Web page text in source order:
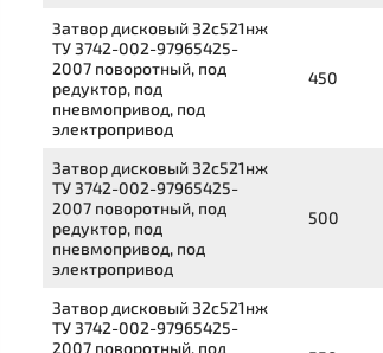
Затвор дисковый 32с521нж
ТУ 3742-002-97965425-
2007 поворотный, под
редуктор, под
пневмопривод, под
электропривод
450
Затвор дисковый 32с521нж
ТУ 3742-002-97965425-
2007 поворотный, под
редуктор, под
пневмопривод, под
электропривод
500
Затвор дисковый 32с521нж
ТУ 3742-002-97965425-
2007 поворотный, под